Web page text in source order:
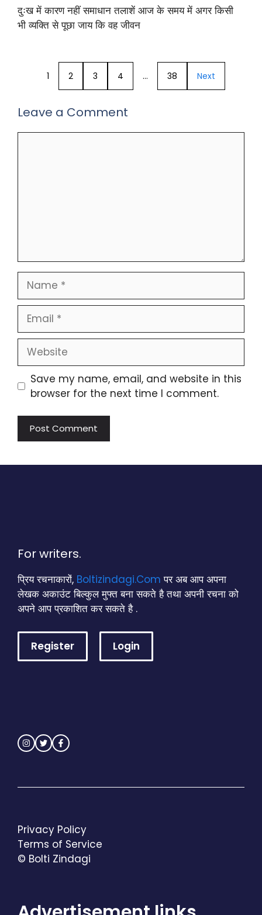
दुःख में कारण नहीं समाधान तलाशें आज के समय में अगर किसी
भी व्यक्ति से पूछा जाय कि वह जीवन
1 2 3 4 … 38 Next
Leave a Comment
Name
Email
Website
Save my name, email, and website in this
browser for the next time I comment.
For writers.
प्रिय रचनाकारों, Boltizindagi.Com पर अब आप अपना
लेखक अकाउंट बिल्कुल मुफ्त बना सकते है तथा अपनी रचना को
अपने आप प्रकाशित कर सकते है .
Register Login
© Bolti Zindagi
Privacy Policy
Terms of Service